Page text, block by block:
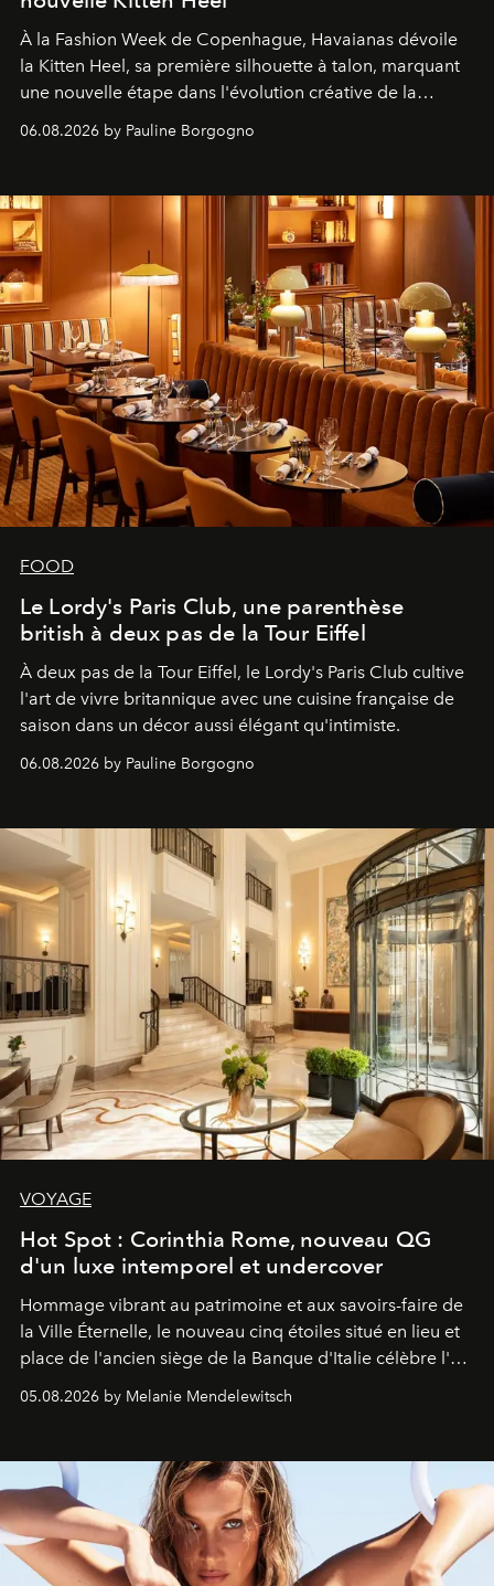
À la Fashion Week de Copenhague, Havaianas dévoile
la Kitten Heel, sa première silhouette à talon, marquant
une nouvelle étape dans l'évolution créative de la
06.08.2026 by Pauline Borgogno
FOOD
Le Lordy's Paris Club, une parenthèse
british à deux pas de la Tour Eiffel
À deux pas de la Tour Eiffel, le Lordy's Paris Club cultive
l'art de vivre britannique avec une cuisine française de
saison dans un décor aussi élégant qu'intimiste.
06.08.2026 by Pauline Borgogno
VOYAGE
Hot Spot : Corinthia Rome, nouveau QG
d'un luxe intemporel et undercover
Hommage vibrant au patrimoine et aux savoirs-faire de
la Ville Éternelle, le nouveau cinq étoiles situé en lieu et
place de l'ancien siège de la Banque d'Italie célèbre l'art
de vivre Romain dans toute son élégance intemporelle.
05.08.2026 by Melanie Mendelewitsch